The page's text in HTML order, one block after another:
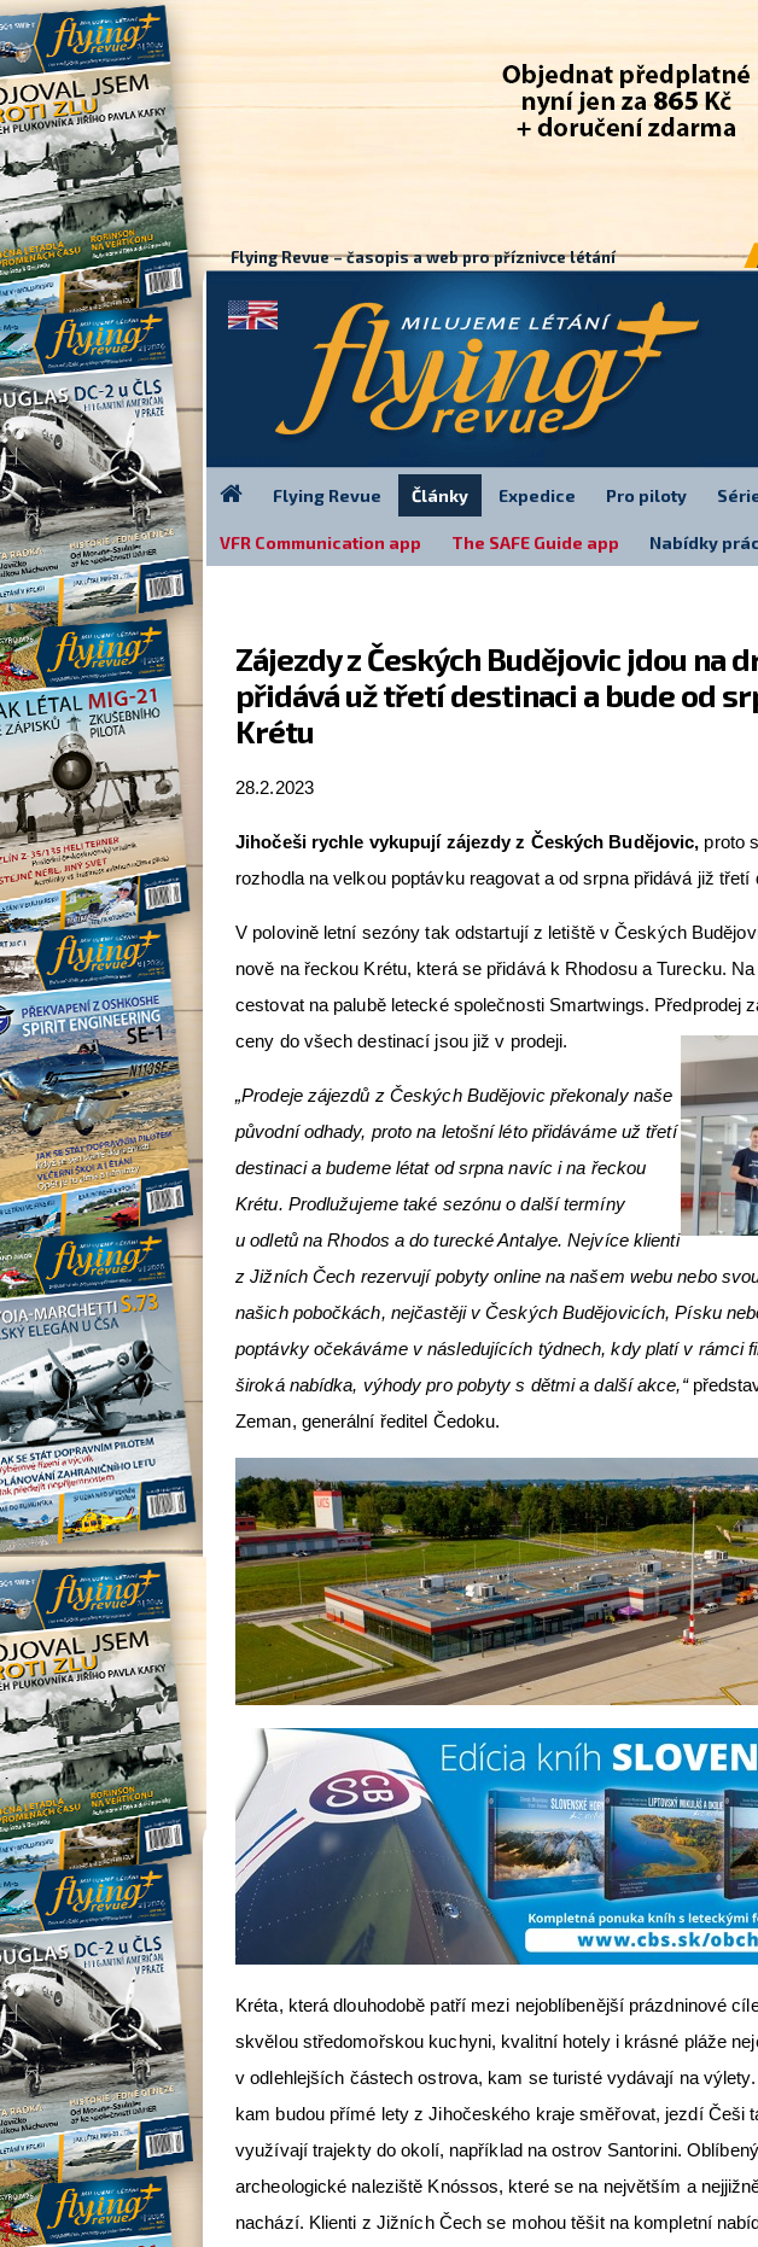
Zájezdy z Českých Budějovic jdou na
přidává už třetí destinaci a bude od
Krétu
28.2.2023
Jihočeši rychle vykupují zájezdy z Českých Budějovic, proto
rozhodla na velkou poptávku reagovat a od srpna přidává již třetí
V polovině letní sezóny tak odstartují z letiště v Českých
nově na řeckou Krétu, která se přidává k Rhodosu a Turecku.
cestovat na palubě letecké společnosti Smartwings. Předprodej
ceny do všech destinací jsou již v prodeji.
„Prodeje zájezdů z Českých Budějovic překonaly naše
původní odhady, proto na letošní léto přidáváme už třetí
destinaci a budeme létat od srpna navíc i na řeckou
Krétu. Prodlužujeme také sezónu o další termíny
u odletů na Rhodos a do turecké Antalye. Nejvíce klienti
z Jižních Čech rezervují pobyty online na našem webu nebo
našich pobočkách, nejčastěji v Českých Budějovicích, Písku
poptávky očekáváme v následujících týdnech, kdy platí v rámci
široká nabídka, výhody pro pobyty s dětmi a další akce,“
Zeman, generální ředitel Čedoku.
Kréta, která dlouhodobě patří mezi nejoblíbenější prázdninové
skvělou středomořskou kuchyni, kvalitní hotely i krásné pláže
v odlehlejších částech ostrova, kam se turisté vydávají na
kam budou přímé lety z Jihočeského kraje směřovat, jezdí Češi
využívají trajekty do okolí, například na ostrov Santorini.
archeologické naleziště Knóssos, které se na největším a
nachází. Klienti z Jižních Čech se mohou těšit na kompletní
Flying Revue – časopis a web pro příznivce létání
Flying Revue Články Expedice Pro piloty
VFR Communication app The SAFE Guide app Nabídky